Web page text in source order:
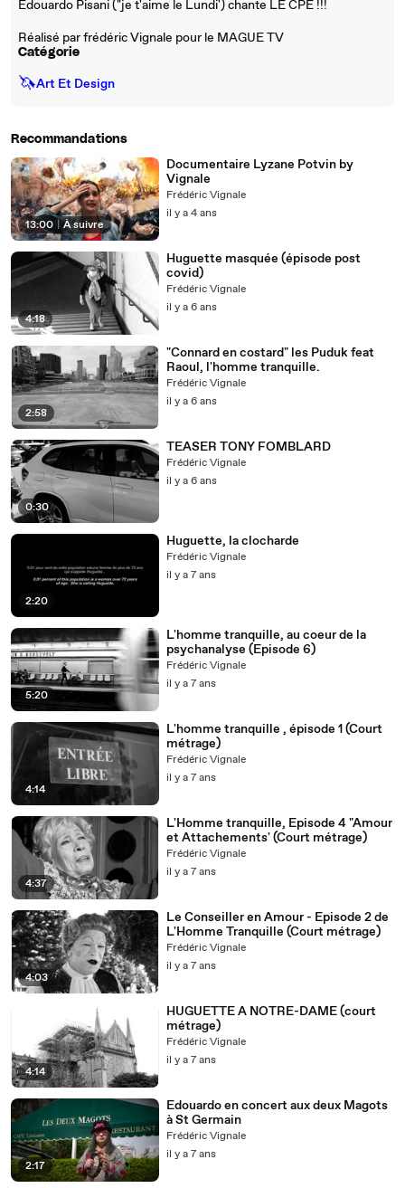
Edouardo Pisani ("je t'aime le Lundi') chante LE CPE !!!
Réalisé par frédéric Vignale pour le MAGUE TV
Catégorie
🦄Art Et Design
Recommandations
13:00 À suivre
Documentaire Lyzane Potvin by
Vignale
Frédéric Vignale
il y a 4 ans
4:18
Huguette masquée (épisode post
covid)
Frédéric Vignale
il y a 6 ans
2:58
"Connard en costard" les Puduk feat
Raoul, l'homme tranquille.
Frédéric Vignale
il y a 6 ans
0:30
TEASER TONY FOMBLARD
Frédéric Vignale
il y a 6 ans
2:20
Huguette, la clocharde
Frédéric Vignale
il y a 7 ans
5:20
L'homme tranquille, au coeur de la
psychanalyse (Episode 6)
Frédéric Vignale
il y a 7 ans
4:14
L'homme tranquille , épisode 1 (Court
métrage)
Frédéric Vignale
il y a 7 ans
4:37
L'Homme tranquille, Episode 4 "Amour
et Attachements' (Court métrage)
Frédéric Vignale
il y a 7 ans
4:03
Le Conseiller en Amour - Episode 2 de
L'Homme Tranquille (Court métrage)
Frédéric Vignale
il y a 7 ans
4:14
HUGUETTE A NOTRE-DAME (court
métrage)
Frédéric Vignale
il y a 7 ans
2:17
Edouardo en concert aux deux Magots
à St Germain
Frédéric Vignale
il y a 7 ans